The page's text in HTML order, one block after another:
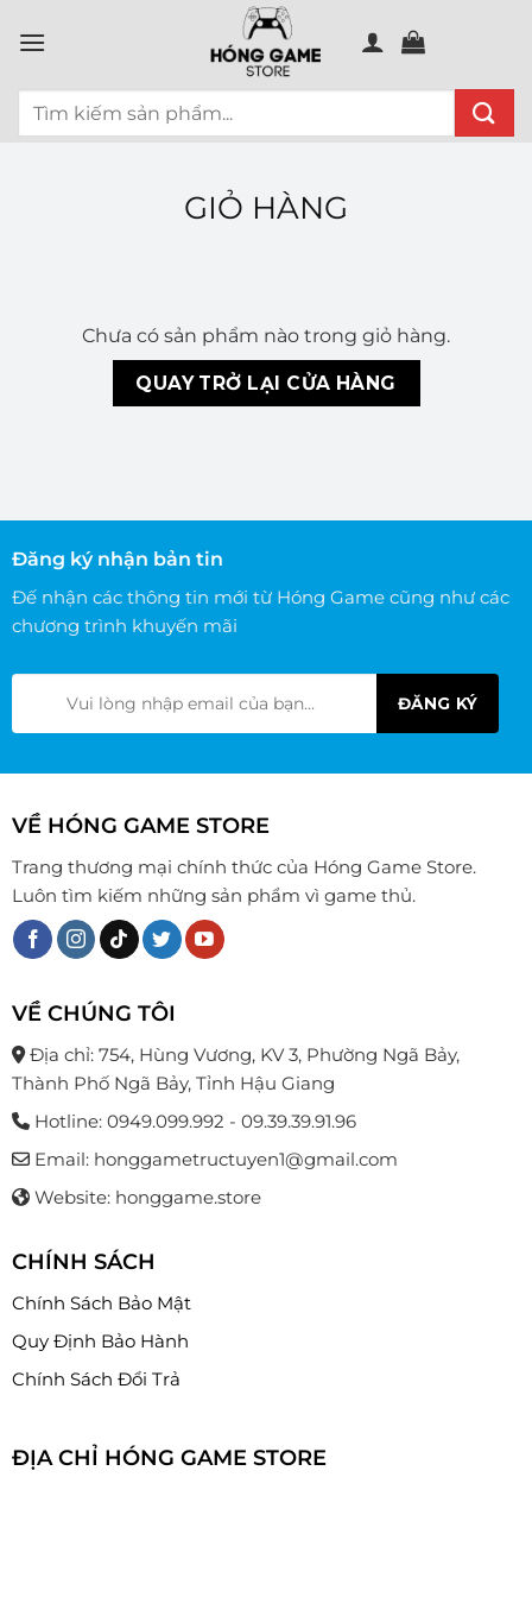
đến
dung
Tìm
GIỎ HÀNG
Chưa có sản phẩm nào trong giỏ hàng.
QUAY TRỞ LẠI CỬA HÀNG
Đăng ký nhận bản tin
Đế nhận các thông tin mới từ Hóng Game cũng như các
chương trình khuyến mãi
VỀ HÓNG GAME STORE
Trang thương mại chính thức của Hóng Game Store.
Luôn tìm kiếm những sản phẩm vì game thủ.
VỀ CHÚNG TÔI
Địa chỉ: 754, Hùng Vương, KV 3, Phường Ngã Bảy,
Thành Phố Ngã Bảy, Tỉnh Hậu Giang
Hotline: 0949.099.992 - 09.39.39.91.96
Email: honggametructuyen1@gmail.com
Website: honggame.store
CHÍNH SÁCH
Chính Sách Bảo Mật
Quy Định Bảo Hành
Chính Sách Đổi Trả
ĐỊA CHỈ HÓNG GAME STORE